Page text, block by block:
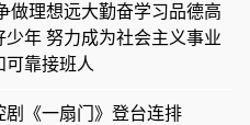
做理想远大勤奋学习品德高
少年 努力成为社会主义事业
可靠接班人
剧《一扇门》登台连排